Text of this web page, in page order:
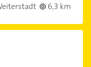
6,3 km